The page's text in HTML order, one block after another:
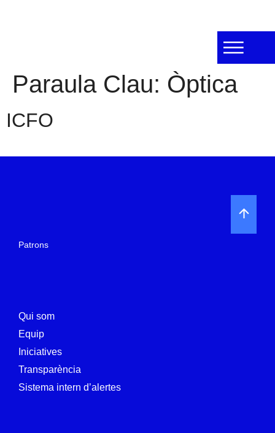
Paraula Clau: Òptica
ICFO
Patrons
Qui som
Equip
Iniciatives
Transparència
Sistema intern d’alertes